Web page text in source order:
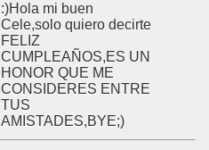
:)Hola mi buen
Cele,solo quiero decirte
FELIZ
CUMPLEAÑOS,ES UN
HONOR QUE ME
CONSIDERES ENTRE
TUS
AMISTADES,BYE;)